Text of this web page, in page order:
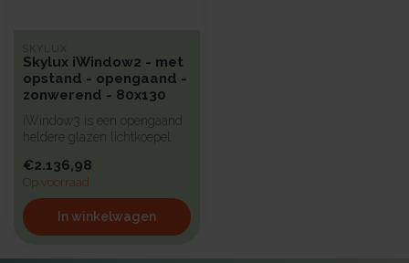
SKYLUX
Skylux iWindow2 - met
opstand - opengaand -
zonwerend - 80x130
iWindow3 is een opengaand
heldere glazen lichtkoepel
€2.136,98
Op voorraad
In winkelwagen